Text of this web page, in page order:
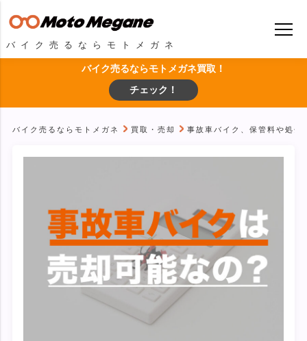
バイク売るならモトメガネ
バイク売るならモトメガネ買取！
チェック！
バイク売るならモトメガネ 買取・売却 事故車バイク、保管料や処分